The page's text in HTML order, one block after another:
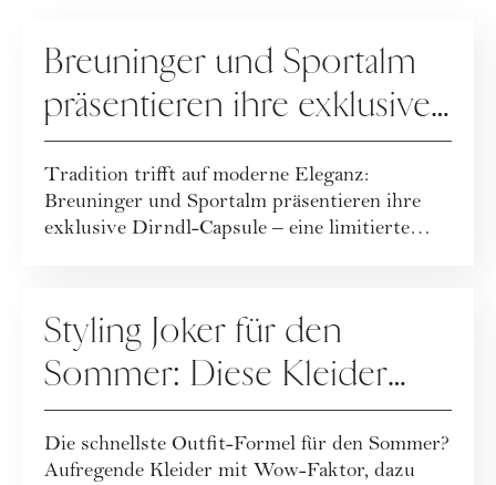
Breuninger und Sportalm
präsentieren ihre exklusive
Dirndl-Capsule!
Tradition trifft auf moderne Eleganz:
Breuninger und Sportalm präsentieren ihre
exklusive Dirndl-Capsule – eine limitierte
Styling Joker für den
Sommer: Diese Kleider
machen jedes Outfit zum
Hingucker
Die schnellste Outfit-Formel für den Sommer?
Aufregende Kleider mit Wow-Faktor, dazu